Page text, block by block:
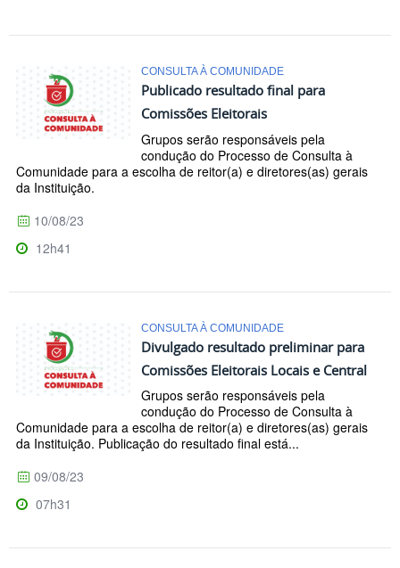
CONSULTA À COMUNIDADE
Publicado resultado final para
Comissões Eleitorais
Grupos serão responsáveis pela
condução do Processo de Consulta à
Comunidade para a escolha de reitor(a) e diretores(as) gerais
da Instituição.
10/08/23
12h41
CONSULTA À COMUNIDADE
Divulgado resultado preliminar para
Comissões Eleitorais Locais e Central
Grupos serão responsáveis pela
condução do Processo de Consulta à
Comunidade para a escolha de reitor(a) e diretores(as) gerais
da Instituição. Publicação do resultado final está...
09/08/23
07h31